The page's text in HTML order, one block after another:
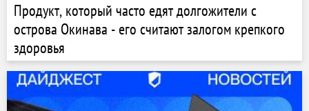
Продукт, который часто едят долгожители с
острова Окинава - его считают залогом крепкого
здоровья